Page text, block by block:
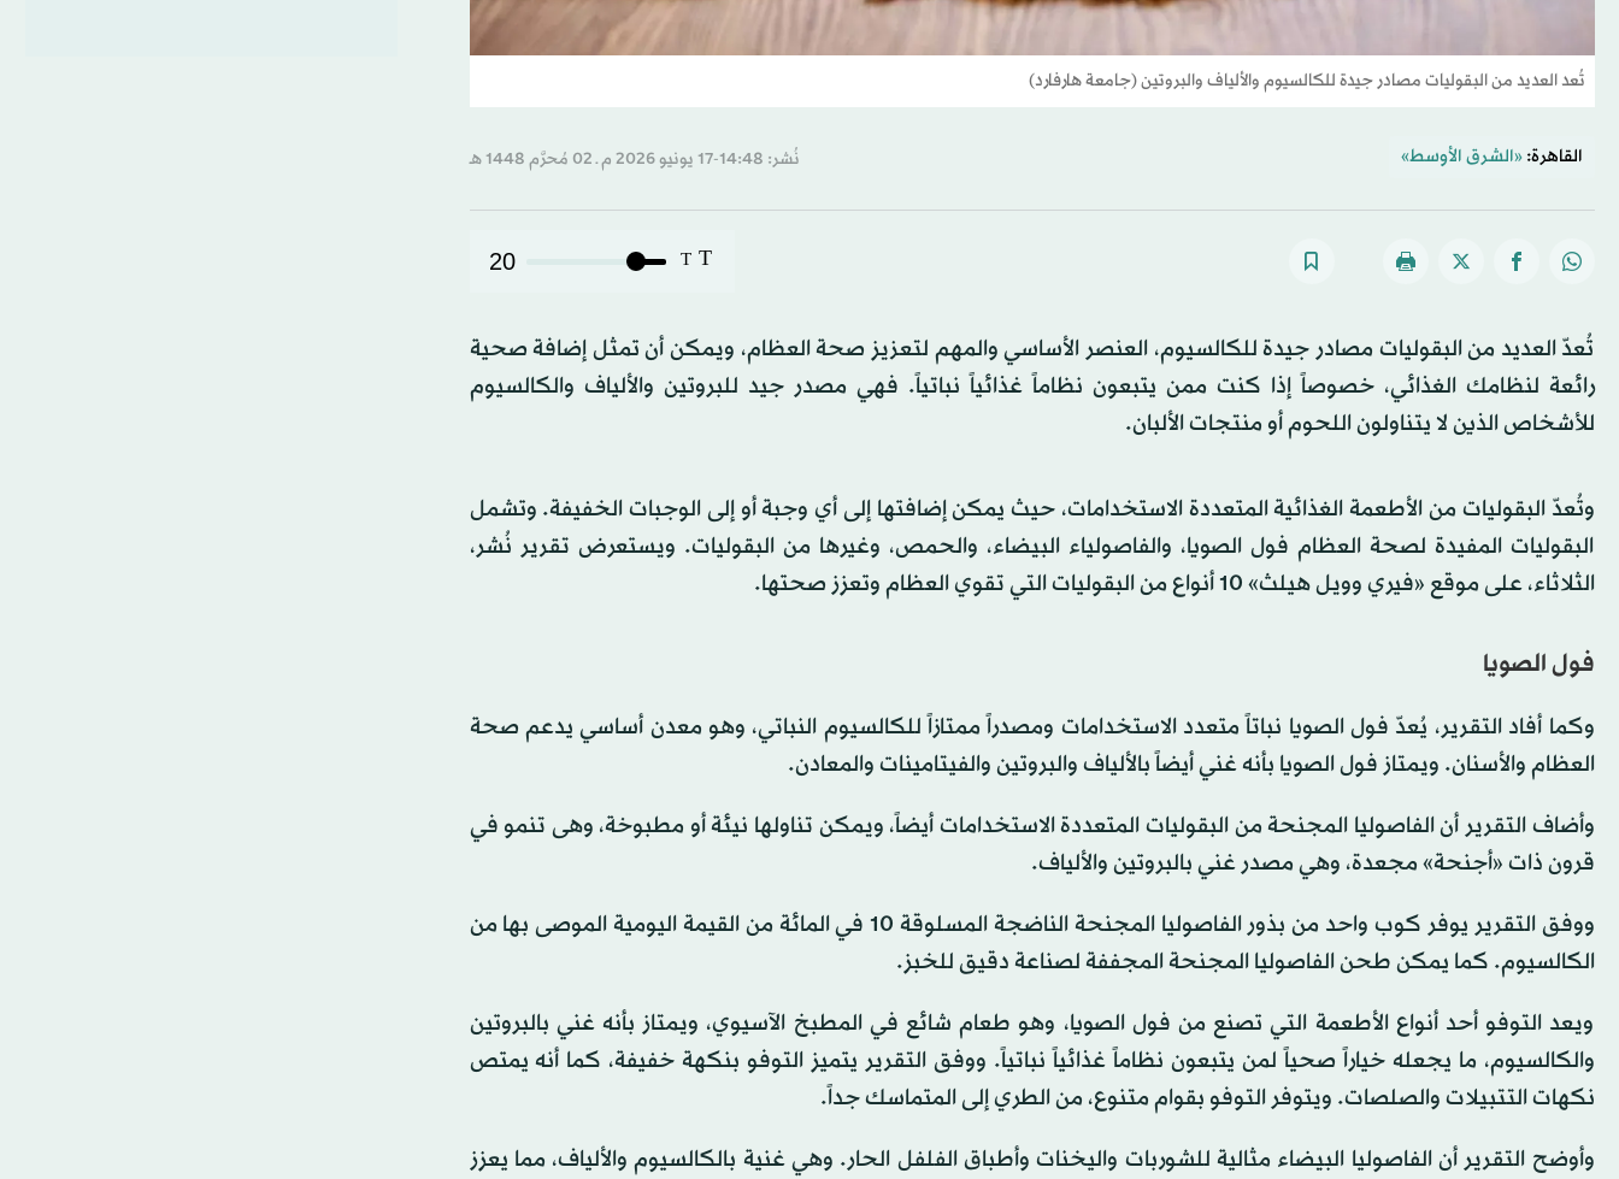
تُعد العديد من البقوليات مصادر جيدة للكالسيوم والألياف والبروتين (جامعة هارفارد)
القاهرة: «الشرق الأوسط» نُشر: 14:48-17 يونيو 2026 م ـ 02 مُحرَّم 1448 هـ
T
T
20
تُعدّ العديد من البقوليات مصادر جيدة للكالسيوم، العنصر الأساسي والمهم لتعزيز صحة العظام، ويمكن أن تمثل إضافة صحية
رائعة لنظامك الغذائي، خصوصاً إذا كنت ممن يتبعون نظاماً غذائياً نباتياً. فهي مصدر جيد للبروتين والألياف والكالسيوم
للأشخاص الذين لا يتناولون اللحوم أو منتجات الألبان.
وتُعدّ البقوليات من الأطعمة الغذائية المتعددة الاستخدامات، حيث يمكن إضافتها إلى أي وجبة أو إلى الوجبات الخفيفة. وتشمل
البقوليات المفيدة لصحة العظام فول الصويا، والفاصولياء البيضاء، والحمص، وغيرها من البقوليات. ويستعرض تقرير نُشر،
الثلاثاء، على موقع «فيري وويل هيلث» 10 أنواع من البقوليات التي تقوي العظام وتعزز صحتها.
فول الصويا
وكما أفاد التقرير، يُعدّ فول الصويا نباتاً متعدد الاستخدامات ومصدراً ممتازاً للكالسيوم النباتي، وهو معدن أساسي يدعم صحة
العظام والأسنان. ويمتاز فول الصويا بأنه غني أيضاً بالألياف والبروتين والفيتامينات والمعادن.
وأضاف التقرير أن الفاصوليا المجنحة من البقوليات المتعددة الاستخدامات أيضاً، ويمكن تناولها نيئة أو مطبوخة، وهى تنمو في
قرون ذات «أجنحة» مجعدة، وهي مصدر غني بالبروتين والألياف.
ووفق التقرير يوفر كوب واحد من بذور الفاصوليا المجنحة الناضجة المسلوقة 10 في المائة من القيمة اليومية الموصى بها من
الكالسيوم. كما يمكن طحن الفاصوليا المجنحة المجففة لصناعة دقيق للخبز.
ويعد التوفو أحد أنواع الأطعمة التي تصنع من فول الصويا، وهو طعام شائع في المطبخ الآسيوي، ويمتاز بأنه غني بالبروتين
والكالسيوم، ما يجعله خياراً صحياً لمن يتبعون نظاماً غذائياً نباتياً. ووفق التقرير يتميز التوفو بنكهة خفيفة، كما أنه يمتص
نكهات التتبيلات والصلصات. ويتوفر التوفو بقوام متنوع، من الطري إلى المتماسك جداً.
وأوضح التقرير أن الفاصوليا البيضاء مثالية للشوربات واليخنات وأطباق الفلفل الحار. وهي غنية بالكالسيوم والألياف، مما يعزز